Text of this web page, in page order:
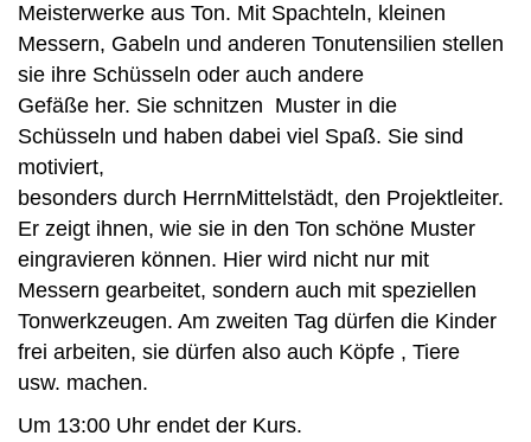
Meisterwerke aus Ton. Mit Spachteln, kleinen
Messern, Gabeln und anderen Tonutensilien stellen
sie ihre Schüsseln oder auch andere
Gefäße her. Sie schnitzen Muster in die
Schüsseln und haben dabei viel Spaß. Sie sind
motiviert,
besonders durch HerrnMittelstädt, den Projektleiter.
Er zeigt ihnen, wie sie in den Ton schöne Muster
eingravieren können. Hier wird nicht nur mit
Messern gearbeitet, sondern auch mit speziellen
Tonwerkzeugen. Am zweiten Tag dürfen die Kinder
frei arbeiten, sie dürfen also auch Köpfe , Tiere
usw. machen.
Um 13:00 Uhr endet der Kurs.